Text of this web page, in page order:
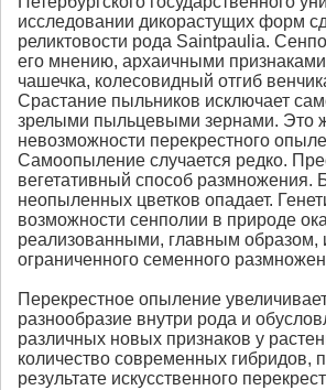
исследовании дикорастущих форм
реликтовости рода Saintpaulia.
его мнению, архаичными
чашечка, колесовидный отгиб
Срастание пыльников исключает
зрелыми пыльцевыми зернами. Это
невозможности перекрестного
Самоопыление случается редко.
вегетативный способ размножения.
неопыленных цветков опадает.
возможности сенполии в природе
реализованными, главным образом,
ограниченного семенного
Перекрестное опыление
разнообразие внутри рода и
различных новых признаков у
количество современных гибридов,
результате искусственного